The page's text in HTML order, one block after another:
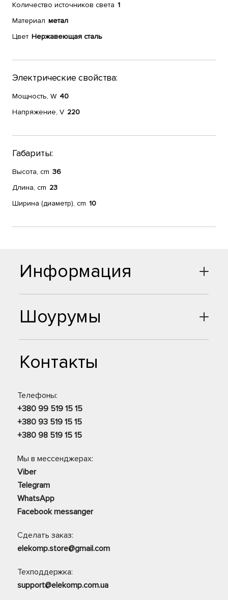
Количество источников света 1
Материал метал
Цвет Нержавеющая сталь
Электрические свойства:
Мощность, W 40
Напряжение, V 220
Габариты:
Высота, cm 36
Длина, cm 23
Ширина (диаметр), cm 10
Шоурумы
Контакты
Телефоны:
+380 99 519 15 15
+380 93 519 15 15
+380 98 519 15 15
Мы в мессенджерах:
Viber
Telegram
WhatsApp
Facebook messanger
Сделать заказ:
elekomp.store@gmail.com
Техподдержка:
support@elekomp.com.ua
Информация